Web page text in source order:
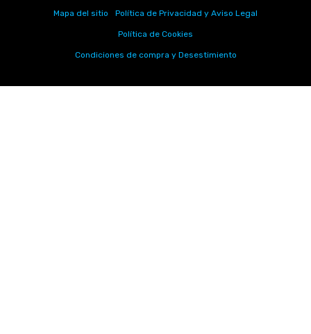
Mapa del sitio Política de Privacidad y Aviso Legal
Política de Cookies
Condiciones de compra y Desestimiento